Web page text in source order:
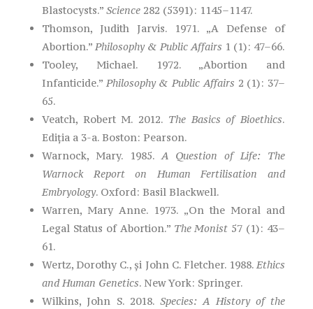
Blastocysts.” Science 282 (5391): 1145–1147.
Thomson, Judith Jarvis. 1971. „A Defense of
Abortion.” Philosophy & Public Affairs 1 (1): 47–66.
Tooley, Michael. 1972. „Abortion and
Infanticide.” Philosophy & Public Affairs 2 (1): 37–
65.
Veatch, Robert M. 2012. The Basics of Bioethics.
Ediția a 3-a. Boston: Pearson.
Warnock, Mary. 1985.A Question of Life: The
Warnock Report on Human Fertilisation and
Embryology. Oxford: Basil Blackwell.
Warren, Mary Anne. 1973. „On the Moral and
Legal Status of Abortion.” The Monist 57 (1): 43–
61.
Wertz, Dorothy C., și John C. Fletcher. 1988.Ethics
and Human Genetics. New York: Springer.
Wilkins, John S. 2018. Species: A History of the